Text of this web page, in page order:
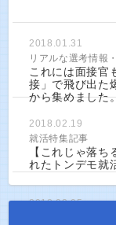
2018.01.31
リアルな選考情報
これには面接官
接」で飛び出た
から集めました
2018.02.19
就活特集記事
【これじゃ落ち
れたトンデモ就
2018.03.05